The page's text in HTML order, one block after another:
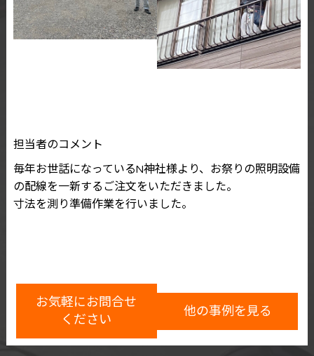
担当者のコメント
毎年お世話になっているN神社様より、お祭りの照明設備
の配線を一新するご注文をいただきました。
寸法を測り準備作業を行いました。
お気軽にお問合せ
ください
他の事例を見る